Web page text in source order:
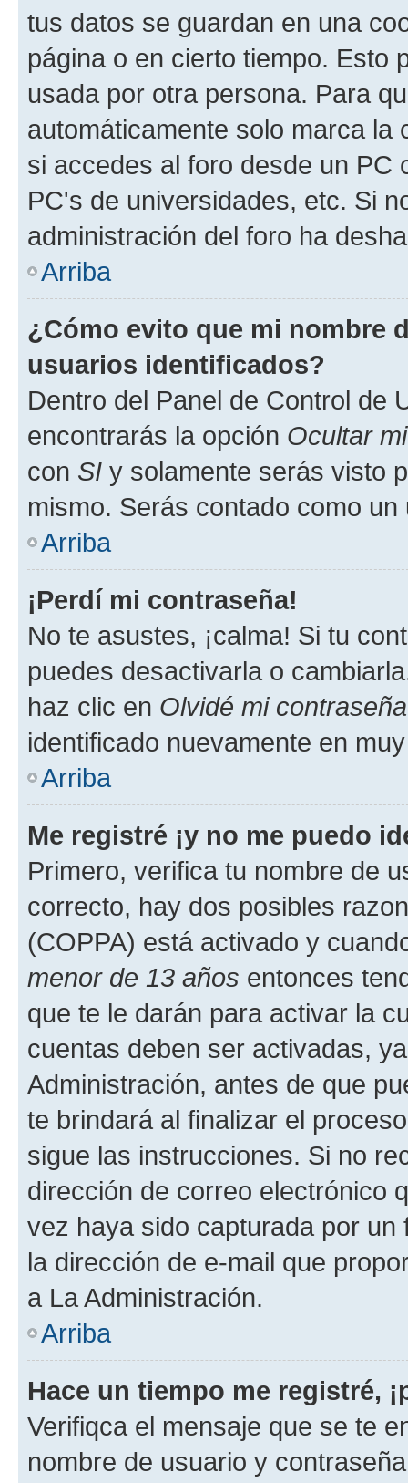
tus datos se guardan en una
página o en cierto tiempo. Esto
usada por otra persona. Para
automáticamente solo marca la
si accedes al foro desde un PC
PC's de universidades, etc. Si
administración del foro ha
Arriba
¿Cómo evito que mi nombre
usuarios identificados?
Dentro del Panel de Control de
encontrarás la opción Ocultar
con SI y solamente serás visto
mismo. Serás contado como un
Arriba
¡Perdí mi contraseña!
No te asustes, ¡calma! Si tu
puedes desactivarla o
haz clic en Olvidé mi contraseña
identificado nuevamente en
Arriba
Me registré ¡y no me puedo
Primero, verifica tu nombre de
correcto, hay dos posibles
(COPPA) está activado y
menor de 13 años entonces
que te le darán para activar la
cuentas deben ser activadas,
Administración, antes de que
te brindará al finalizar el
sigue las instrucciones. Si no
dirección de correo electrónico
vez haya sido capturada por
la dirección de e-mail que
a La Administración.
Arriba
Hace un tiempo me registré,
Verifiqca el mensaje que se te
nombre de usuario y